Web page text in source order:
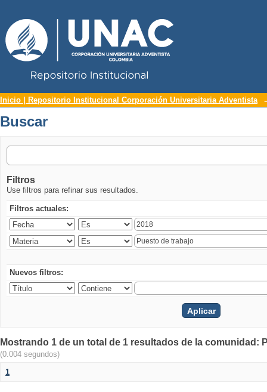
Buscar
Inicio | Repositorio Institucional Corporación Universitaria Adventista
Buscar
Filtros
Use filtros para refinar sus resultados.
Filtros actuales:
Nuevos filtros:
Mostrando 1 de un total de 1 resultados de la comunidad:
(0.004 segundos)
1